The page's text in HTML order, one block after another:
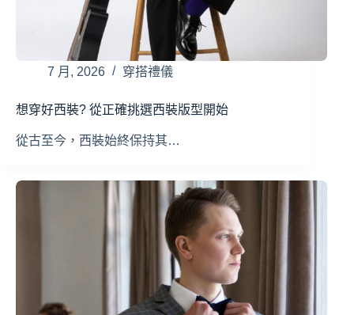
7 月, 2026 穿搭禮儀
想穿好西裝? 從正確挑選西裝版型開始
從古至今，西裝始終保持其…